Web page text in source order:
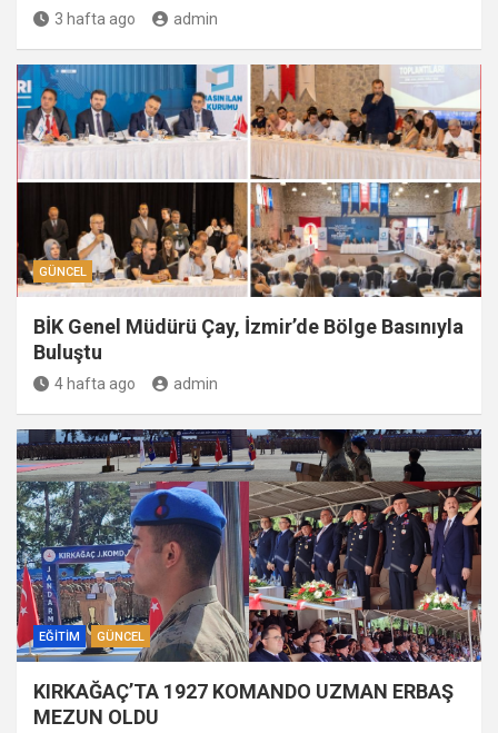
3 hafta ago admin
GÜNCEL
BİK Genel Müdürü Çay, İzmir’de Bölge Basınıyla
Buluştu
4 hafta ago admin
EĞITIM GÜNCEL
KIRKAĞAÇ’TA 1927 KOMANDO UZMAN ERBAŞ
MEZUN OLDU